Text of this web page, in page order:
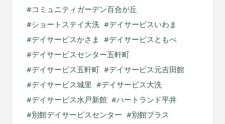
コミュニティガーデン百合が丘
ショートステイ大洗
デイサービスいわま
デイサービスかさま
デイサービスともべ
デイサービスセンター五軒町
デイサービス五軒町
デイサービス元吉田館
デイサービス城里
デイサービス大洗
デイサービス水戸新館
ハートランド平井
別館デイサービスセンター
別館プラス